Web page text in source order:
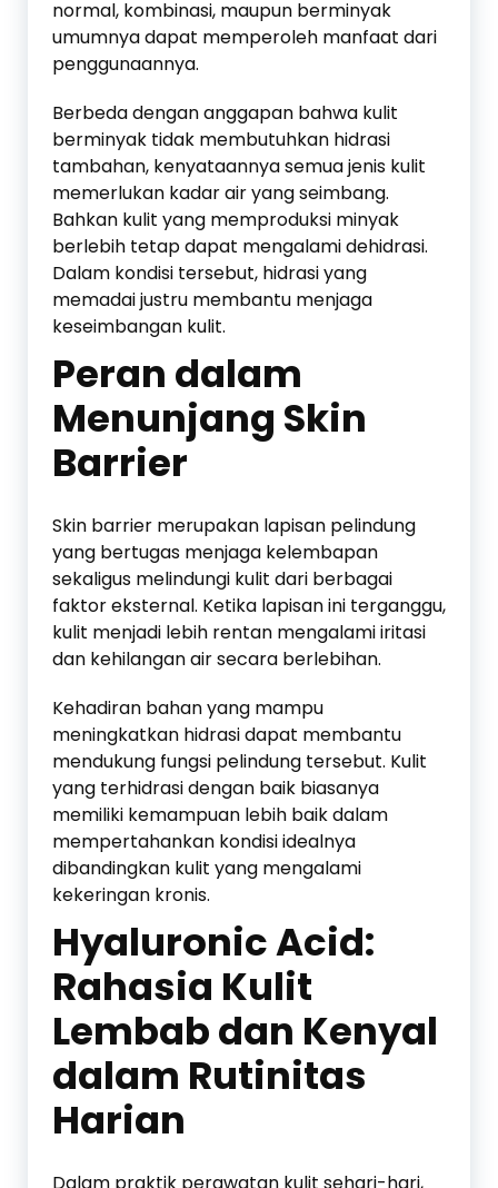
normal, kombinasi, maupun berminyak
umumnya dapat memperoleh manfaat dari
penggunaannya.
Berbeda dengan anggapan bahwa kulit
berminyak tidak membutuhkan hidrasi
tambahan, kenyataannya semua jenis kulit
memerlukan kadar air yang seimbang.
Bahkan kulit yang memproduksi minyak
berlebih tetap dapat mengalami dehidrasi.
Dalam kondisi tersebut, hidrasi yang
memadai justru membantu menjaga
keseimbangan kulit.
Peran dalam
Menunjang Skin
Barrier
Skin barrier merupakan lapisan pelindung
yang bertugas menjaga kelembapan
sekaligus melindungi kulit dari berbagai
faktor eksternal. Ketika lapisan ini terganggu,
kulit menjadi lebih rentan mengalami iritasi
dan kehilangan air secara berlebihan.
Kehadiran bahan yang mampu
meningkatkan hidrasi dapat membantu
mendukung fungsi pelindung tersebut. Kulit
yang terhidrasi dengan baik biasanya
memiliki kemampuan lebih baik dalam
mempertahankan kondisi idealnya
dibandingkan kulit yang mengalami
kekeringan kronis.
Hyaluronic Acid:
Rahasia Kulit
Lembab dan Kenyal
dalam Rutinitas
Harian